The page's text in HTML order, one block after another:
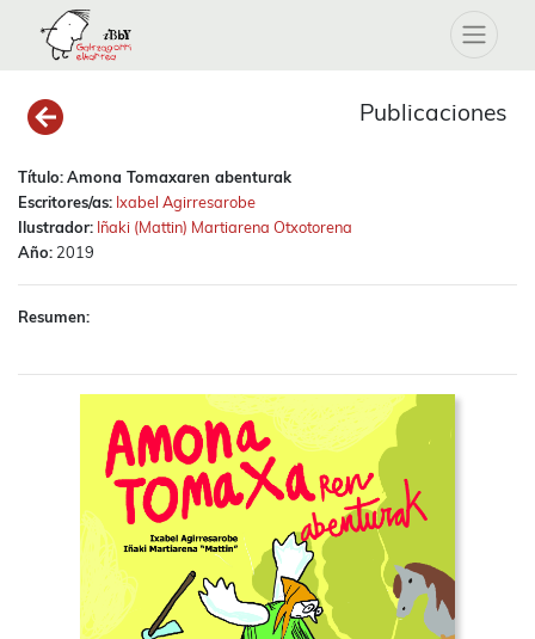
Publicaciones
Título:Amona Tomaxaren abenturak
Escritores/as: Ixabel Agirresarobe
Ilustrador: Iñaki (Mattin) Martiarena Otxotorena
Año: 2019
Resumen: